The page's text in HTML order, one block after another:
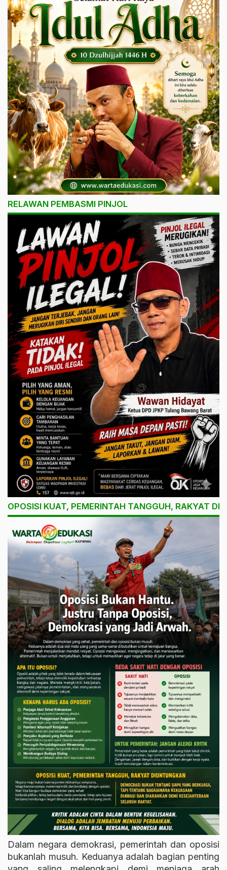
RELAWAN PEMBASMI PINJOL
OPOSISI KUAT, PEMERINTAH TANGGUH, RAKYAT
Dalam negara demokrasi, pemerintah dan oposisi
bukanlah musuh. Keduanya adalah bagian penting